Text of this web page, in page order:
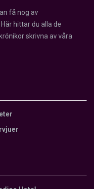
få nog av
hittar du alla de
skrivna av våra